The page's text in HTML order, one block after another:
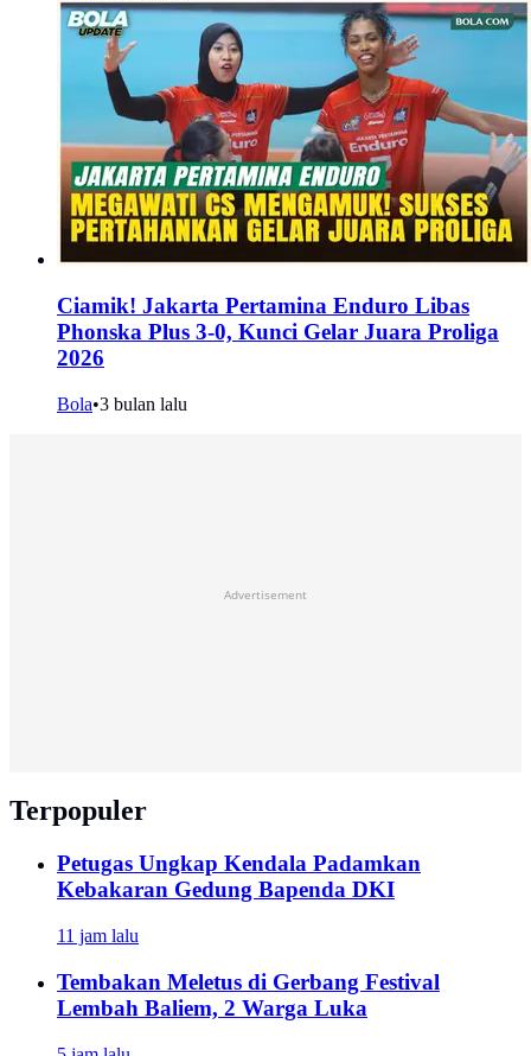
Ciamik! Jakarta Pertamina Enduro Libas
Phonska Plus 3-0, Kunci Gelar Juara Proliga
2026
Bola•3 bulan lalu
Advertisement
Terpopuler
Petugas Ungkap Kendala Padamkan
Kebakaran Gedung Bapenda DKI
11 jam lalu
Tembakan Meletus di Gerbang Festival
Lembah Baliem, 2 Warga Luka